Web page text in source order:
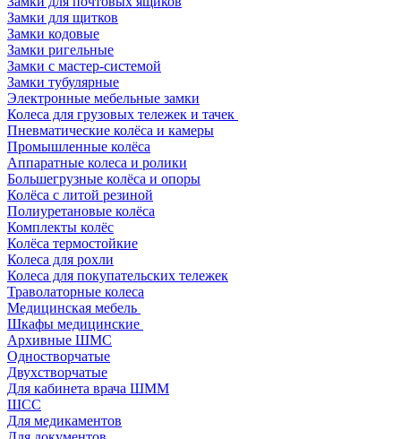
Замки для щитков
Замки кодовые
Замки ригельные
Замки с мастер-системой
Замки тубулярные
Электронные мебельные замки
Колеса для грузовых тележек и тачек
Пневматические колёса и камеры
Промышленные колёса
Аппаратные колеса и ролики
Большегрузные колёса и опоры
Колёса с литой резиной
Полиуретановые колёса
Комплекты колёс
Колёса термостойкие
Колеса для рохли
Колеса для покупательских тележек
Траволаторные колеса
Медицинская мебель
Шкафы медицинские
Архивные ШМС
Одностворчатые
Двухстворчатые
Для кабинета врача ШММ
ШСС
Для медикаментов